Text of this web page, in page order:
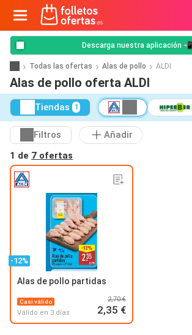
Descarga nuestra aplicación 📲
Todas las ofertas Alas de pollo ALDI
Alas de pollo oferta ALDI
Tiendas 1
Filtros
Añadir
1 de 7 ofertas
-12%
Alas de pollo partidas
Casi válido
Válido en 3 días
2,70 €
2,35 €